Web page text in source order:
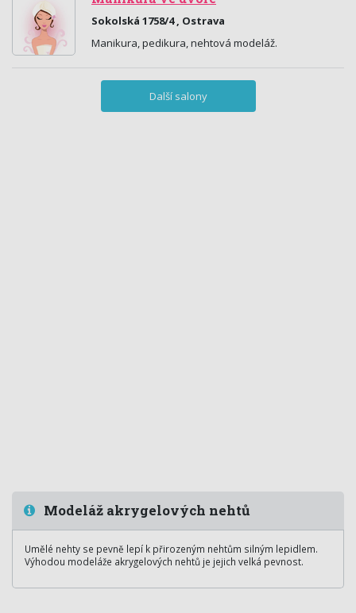
Sokolská 1758/4 , Ostrava
Manikura, pedikura, nehtová modeláž.
Další salony
Modeláž akrygelových nehtů
Umělé nehty se pevně lepí k přirozeným nehtům silným lepidlem.
Výhodou modeláže akrygelových nehtů je jejich velká pevnost.